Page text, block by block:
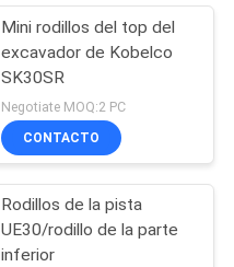
Mini rodillos del top del
excavador de Kobelco
SK30SR
Negotiate MOQ:2 PC
CONTACTO
Rodillos de la pista
UE30/rodillo de la parte
inferior